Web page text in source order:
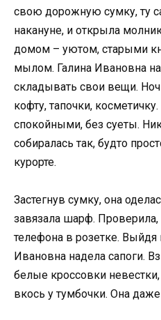
свою дорожную сумку, ту
накануне, и открыла
домом – уютом, старыми
мылом. Галина Ивановна
складывать свои вещи.
кофту, тапочки,
спокойными, без суеты.
собиралась так, будто
курорте.
Застегнув сумку, она
завязала шарф. Проверила,
телефона в розетке. Выйдя
Ивановна надела сапоги.
белые кроссовки
вкось у тумбочки. Она